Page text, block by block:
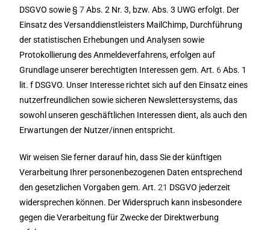
DSGVO sowie §7Abs. 2 Nr. 3, bzw. Abs. 3 UWG erfolgt. Der
Einsatz des Versanddienstleisters MailChimp, Durchführung
der statistischen Erhebungen und Analysen sowie
Protokollierung des Anmeldeverfahrens, erfolgen auf
Grundlage unserer berechtigten Interessen gem. Art. 6Abs. 1
lit. f DSGVO. Unser Interesse richtet sich auf den Einsatz eines
nutzerfreundlichen sowie sicheren Newslettersystems, das
sowohl unseren geschäftlichen Interessen dient, als auch den
Erwartungen der Nutzer/innen entspricht.
Wir weisen Sie ferner darauf hin, dass Sie der künftigen
Verarbeitung Ihrer personenbezogenen Daten entsprechend
den gesetzlichen Vorgaben gem. Art.21 DSGVO jederzeit
widersprechen können. Der Widerspruch kann insbesondere
gegen die Verarbeitung für Zwecke der Direktwerbung